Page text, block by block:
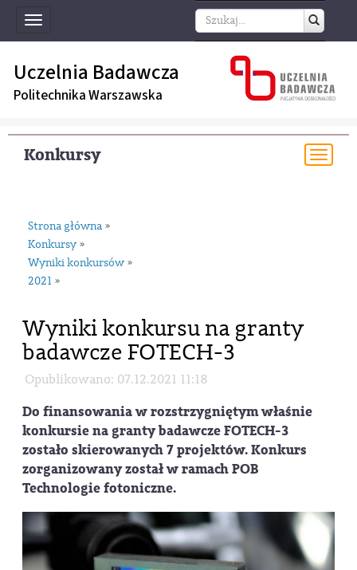
Toggle
navigation
Uczelnia Badawcza
Politechnika Warszawska
Konkursy
Strona główna »
Konkursy »
Wyniki konkursów »
2021 »
Wyniki konkursu na granty
badawcze FOTECH-3
Opublikowano: 07.12.2021 11:18
Do finansowania w rozstrzygniętym właśnie
konkursie na granty badawcze FOTECH-3
zostało skierowanych 7 projektów. Konkurs
zorganizowany został w ramach POB
Technologie fotoniczne.